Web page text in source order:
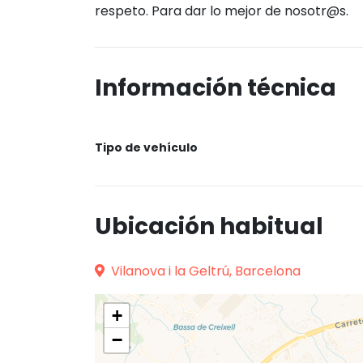
respeto. Para dar lo mejor de nosotr@s.
Información técnica
Tipo de vehículo
Ubicación habitual
Vilanova i la Geltrú, Barcelona
+
−